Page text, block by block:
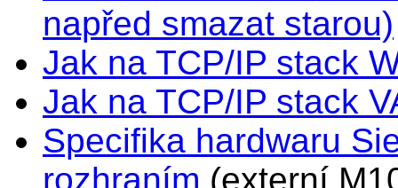
napřed smazat starou)
Jak na TCP/IP stack
Jak na TCP/IP stack
Specifika hardwaru
rozhraním (externí